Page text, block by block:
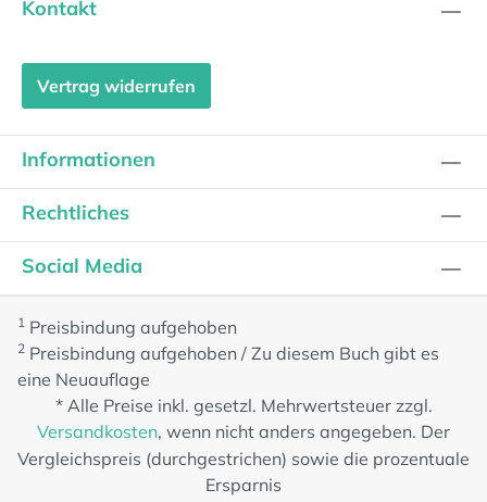
Kontakt
Vertrag widerrufen
Informationen
Rechtliches
Social Media
1 Preisbindung aufgehoben
2 Preisbindung aufgehoben / Zu diesem Buch gibt es
eine Neuauflage
* Alle Preise inkl. gesetzl. Mehrwertsteuer zzgl.
Versandkosten, wenn nicht anders angegeben. Der
Vergleichspreis (durchgestrichen) sowie die prozentuale
Ersparnis